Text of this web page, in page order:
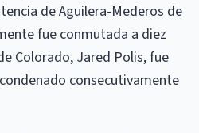
de Aguilera-Mederos de
fue conmutada a diez
Colorado, Jared Polis, fue
consecutivamente